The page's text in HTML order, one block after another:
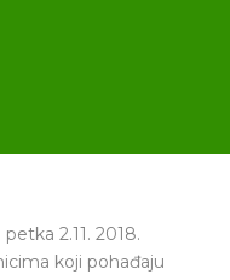
2.11. 2018.
koji pohađaju